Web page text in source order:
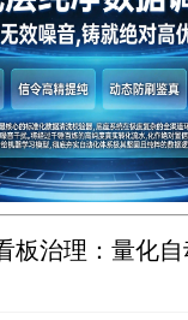
板治理：量化